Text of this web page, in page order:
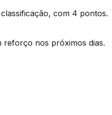
com 4 pontos.
reforço nos próximos dias.